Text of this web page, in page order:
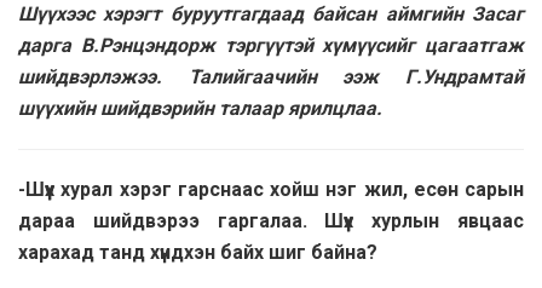
Шүүхээс хэрэгт буруутгагдаад байсан аймгийн Засаг
дарга В.Рэнцэндорж тэргүүтэй хүмүүсийг цагаатгаж
шийдвэрлэжээ. Талийгаачийн ээж Г.Ундрамтай
шүүхийн шийдвэрийн талаар ярилцлаа.
-Шүүх хурал хэрэг гарснаас хойш нэг жил, есөн сарын
дараа шийдвэрээ гаргалаа. Шүүх хурлын явцаас
харахад танд хүндхэн байх шиг байна?